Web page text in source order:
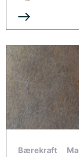
Bærekraft